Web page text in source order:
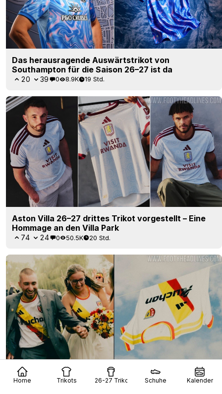
Home Trikots 26-27 Trikots Schuhe Kalender
Aston Villa 26–27 drittes Trikot vorgestellt – Eine
Hommage an den Villa Park
74 24 0 50.5K 20 Std.
Adidas RC Lens drittes Trikot 26/27 veröffentlicht –
Schluss mit Puma
OFFIZIELL 30 2 0 2K 20 Std.